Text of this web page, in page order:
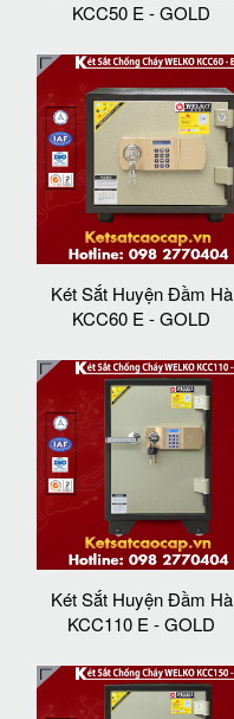
KCC50 E - GOLD
Két Sắt Huyện Đầm Hà
KCC60 E - GOLD
Két Sắt Huyện Đầm Hà
KCC110 E - GOLD